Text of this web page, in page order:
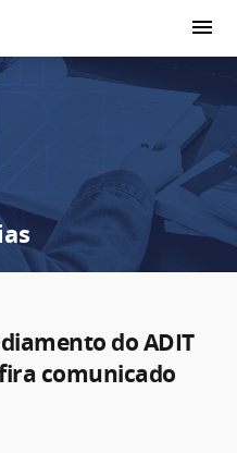
do ADIT
comunicado